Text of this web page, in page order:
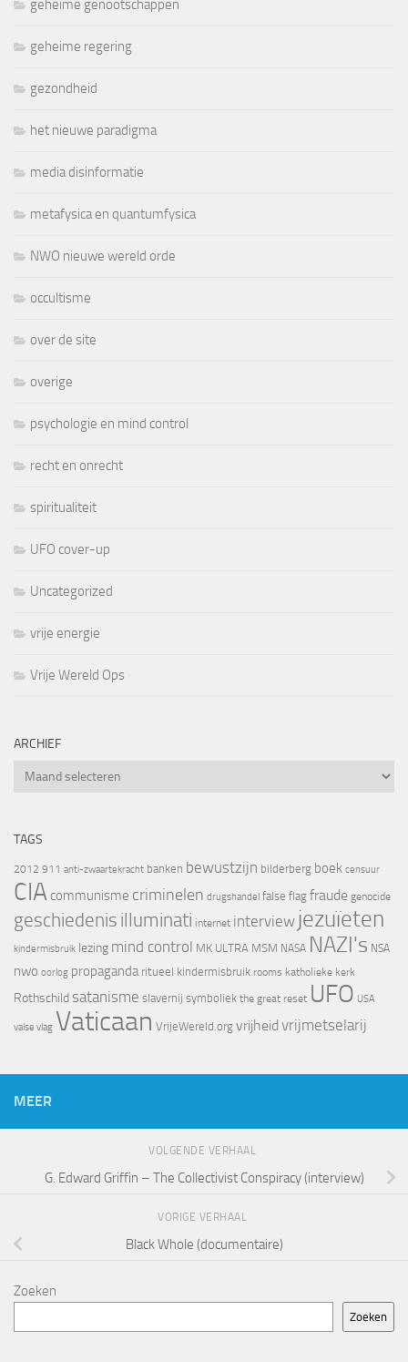
geheime genootschappen
geheime regering
gezondheid
het nieuwe paradigma
media disinformatie
metafysica en quantumfysica
NWO nieuwe wereld orde
occultisme
over de site
overige
psychologie en mind control
recht en onrecht
spiritualiteit
UFO cover-up
Uncategorized
vrije energie
Vrije Wereld Ops
ARCHIEF
Archief
TAGS
2012 911 anti-zwaartekracht banken bewustzijn bilderberg boek censuur
CIA communisme criminelen drugshandel false flag fraude genocide
geschiedenis illuminati internet interview jezuïeten
kindermisbruik lezing mind control MK ULTRA MSM NASA NAZI's NSA
nwo oorlog propaganda ritueel kindermisbruik rooms katholieke kerk
Rothschild satanisme slavernij symboliek the great reset UFO USA
valse vlag Vaticaan VrijeWereld.org vrijheid vrijmetselarij
MEER
VOLGENDE VERHAAL
G. Edward Griffin – The Collectivist Conspiracy (interview)
VORIGE VERHAAL
Black Whole (documentaire)
Zoeken
Zoeken